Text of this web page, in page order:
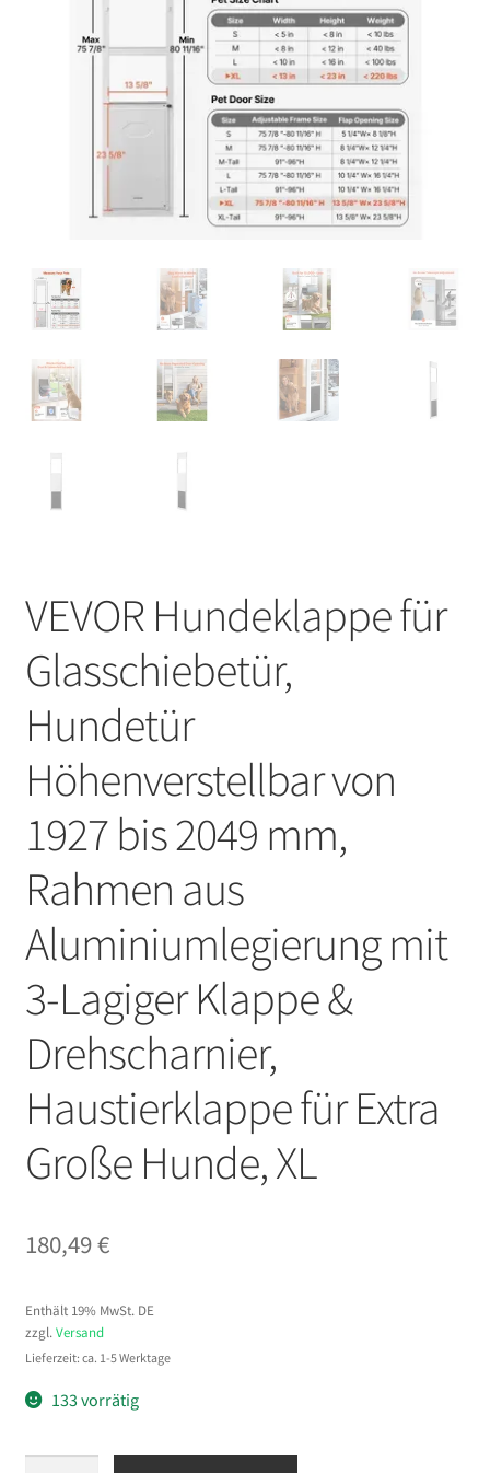
VEVOR Hundeklappe für
Glasschiebetür,
Hundetür
Höhenverstellbar von
1927 bis 2049 mm,
Rahmen aus
Aluminiumlegierung mit
3-Lagiger Klappe &
Drehscharnier,
Haustierklappe für Extra
Große Hunde, XL
180,49€
Enthält 19% MwSt. DE
zzgl. Versand
Lieferzeit: ca. 1-5 Werktage
133 vorrätig